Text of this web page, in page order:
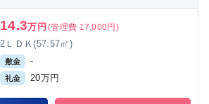
14.3万円 (管理費 17,000円)
2ＬＤＫ(57.57㎡)
敷金 -
礼金 20万円